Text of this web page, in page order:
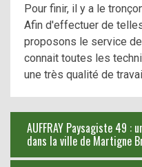
Pour finir, il y a le
Afin d'effectuer de
proposons le service
connait toutes les
une très qualité de
AUFFRAY Paysagiste 49 :
dans la ville de Martigne